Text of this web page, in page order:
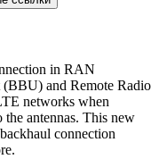
in RAN
(BBU) and Remote Radio
networks when
the antennas. This new
connection